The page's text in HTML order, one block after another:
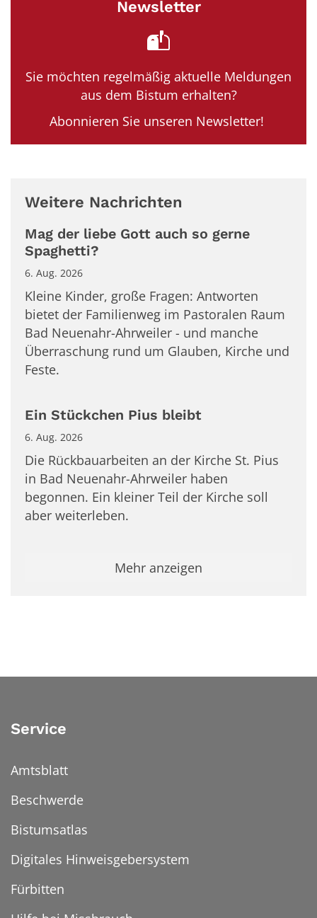
Newsletter
Sie möchten regelmäßig aktuelle Meldungen
aus dem Bistum erhalten?
Abonnieren Sie unseren Newsletter!
Weitere Nachrichten
Mag der liebe Gott auch so gerne
Spaghetti?
6. Aug. 2026
Kleine Kinder, große Fragen: Antworten
bietet der Familienweg im Pastoralen Raum
Bad Neuenahr-Ahrweiler - und manche
Überraschung rund um Glauben, Kirche und
Feste.
Ein Stückchen Pius bleibt
6. Aug. 2026
Die Rückbauarbeiten an der Kirche St. Pius
in Bad Neuenahr-Ahrweiler haben
begonnen. Ein kleiner Teil der Kirche soll
aber weiterleben.
Mehr anzeigen
Service
Amtsblatt
Beschwerde
Bistumsatlas
Digitales Hinweisgebersystem
Fürbitten